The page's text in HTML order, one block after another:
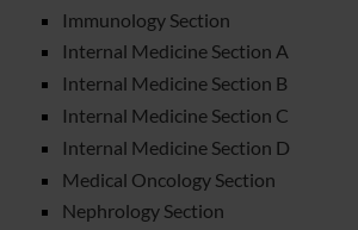
Immunology Section
Internal Medicine Section A
Internal Medicine Section B
Internal Medicine Section C
Internal Medicine Section D
Medical Oncology Section
Nephrology Section